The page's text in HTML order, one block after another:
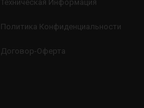
Техническая Информация
Политика Конфиденциальности
Договор-Оферта